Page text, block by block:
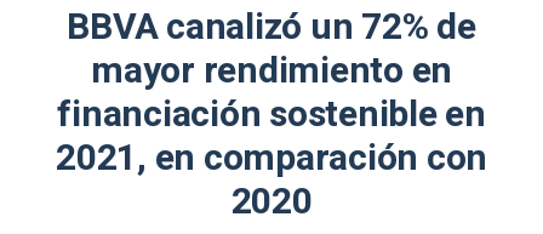
BBVA canalizó un 72% de
mayor rendimiento en
financiación sostenible en
2021, en comparación con
2020